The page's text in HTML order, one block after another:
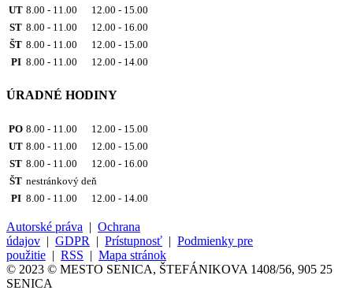
UT 8.00 - 11.00 12.00 - 15.00
ST 8.00 - 11.00 12.00 - 16.00
ŠT 8.00 - 11.00 12.00 - 15.00
PI 8.00 - 11.00 12.00 - 14.00
ÚRADNÉ HODINY
PO 8.00 - 11.00 12.00 - 15.00
UT 8.00 - 11.00 12.00 - 15.00
ST 8.00 - 11.00 12.00 - 16.00
ŠT nestránkový deň
PI 8.00 - 11.00 12.00 - 14.00
Autorské práva | Ochrana
údajov | GDPR | Prístupnosť | Podmienky pre
použitie | RSS | Mapa stránok
© 2023 © MESTO SENICA, ŠTEFÁNIKOVA 1408/56, 905 25
SENICA